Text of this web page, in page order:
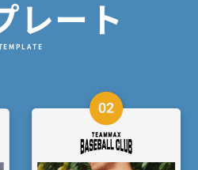
レート